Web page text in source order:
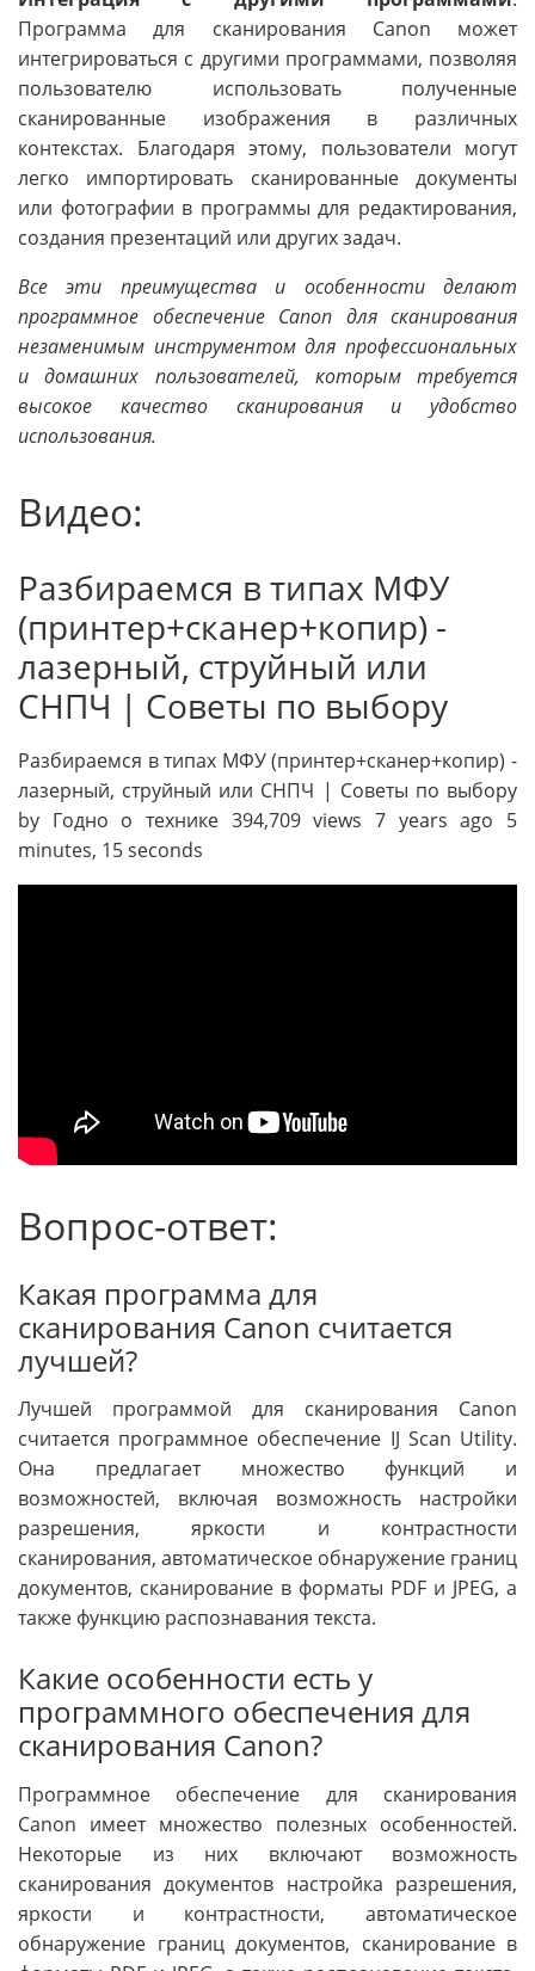
Программа для сканирования Canon может
интегрироваться с другими программами, позволяя
пользователю использовать полученные
сканированные изображения в различных
контекстах. Благодаря этому, пользователи могут
легко импортировать сканированные документы
или фотографии в программы для редактирования,
создания презентаций или других задач.
Все эти преимущества и особенности делают
программное обеспечение Canon для сканирования
незаменимым инструментом для профессиональных
и домашних пользователей, которым требуется
высокое качество сканирования и удобство
использования.
Видео:
Разбираемся в типах МФУ
(принтер+сканер+копир) -
лазерный, струйный или
СНПЧ | Советы по выбору
Разбираемся в типах МФУ (принтер+сканер+копир) -
лазерный, струйный или СНПЧ | Советы по выбору
by Годно о технике 394,709 views 7 years ago 5
minutes, 15 seconds
Вопрос-ответ:
Какая программа для
сканирования Canon считается
лучшей?
Лучшей программой для сканирования Canon
считается программное обеспечение IJ Scan Utility.
Она предлагает множество функций и
возможностей, включая возможность настройки
разрешения, яркости и контрастности
сканирования, автоматическое обнаружение границ
документов, сканирование в форматы PDF и JPEG, а
также функцию распознавания текста.
Какие особенности есть у
программного обеспечения для
сканирования Canon?
Программное обеспечение для сканирования
Canon имеет множество полезных особенностей.
Некоторые из них включают возможность
сканирования документов настройка разрешения,
яркости и контрастности, автоматическое
обнаружение границ документов, сканирование в